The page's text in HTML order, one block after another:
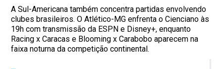
A Sul-Americana também concentra partidas envolvendo
clubes brasileiros. O Atlético-MG enfrenta o Cienciano às
19h com transmissão da ESPN e Disney+, enquanto
Racing x Caracas e Blooming x Carabobo aparecem na
faixa noturna da competição continental.